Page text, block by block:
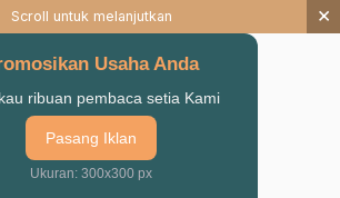
Scroll untuk melanjutkan ×
Usaha Anda
ribuan pembaca setia Kami
Pasang Iklan
Ukuran: 300x300 px